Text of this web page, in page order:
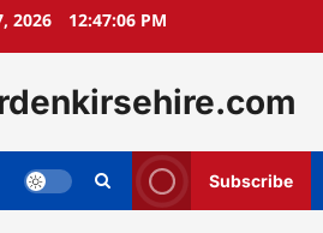
2026 12:47:08 PM
Subscribe